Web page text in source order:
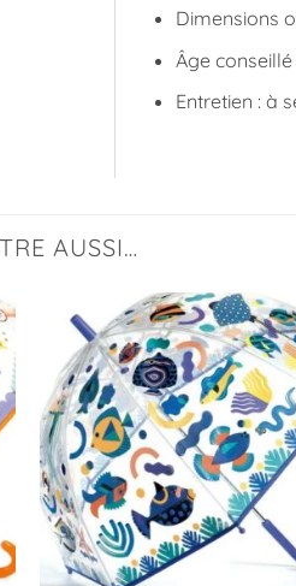
Dimensions
Âge
Entretien : à
AUSSI…
à
liste